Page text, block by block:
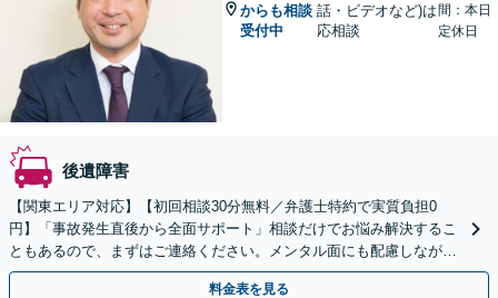
からも相談
受付中
話・ビデオなど)は
応相談
間：本日
定休日
後遺障害
【関東エリア対応】【初回相談30分無料／弁護士特約で実質負担0
円】「事故発生直後から全面サポート」相談だけでお悩み解決するこ
ともあるので、まずはご連絡ください。メンタル面にも配慮しながら
懇切丁寧に対応いたします「死亡事故から軽傷事故まで」
料金表を見る